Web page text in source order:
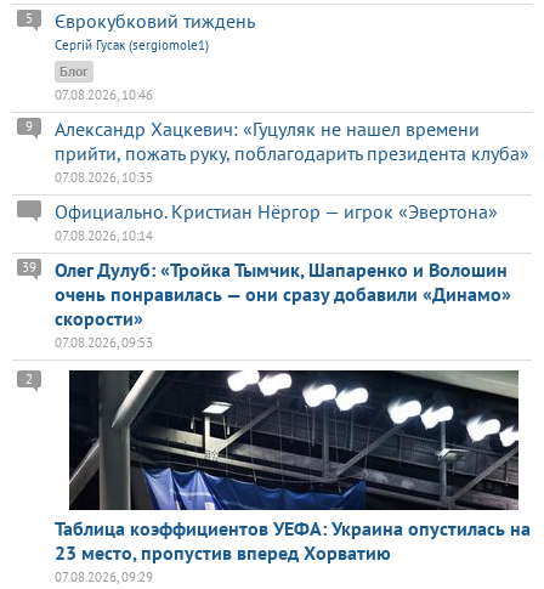
Єврокубковий тиждень
5
Сергій Гусак (sergiomole1)
Блог
07.08.2026, 10:46
Александр Хацкевич: «Гуцуляк не нашел времени
прийти, пожать руку, поблагодарить президента клуба»
9
07.08.2026, 10:35
Официально. Кристиан Нёргор — игрок «Эвертона»
07.08.2026, 10:14
Олег Дулуб: «Тройка Тымчик, Шапаренко и Волошин
очень понравилась — они сразу добавили «Динамо»
скорости»
39
07.08.2026, 09:53
Таблица коэффициентов УЕФА: Украина опустилась на
23 место, пропустив вперед Хорватию
2
07.08.2026, 09:29